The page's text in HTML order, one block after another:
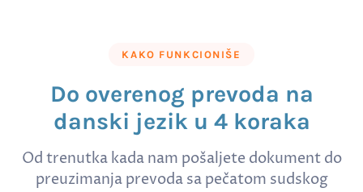
KAKO FUNKCIONIŠE
Do overenog prevoda na
danski jezik u 4 koraka
Od trenutka kada nam pošaljete dokument do
preuzimanja prevoda sa pečatom sudskog